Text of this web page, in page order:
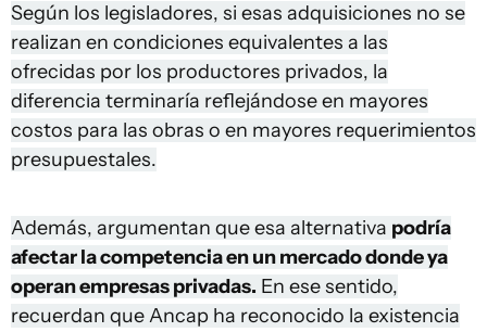
Según los legisladores, si esas adquisiciones no se
realizan en condiciones equivalentes a las
ofrecidas por los productores privados, la
diferencia terminaría reflejándose en mayores
costos para las obras o en mayores requerimientos
presupuestales.
Además, argumentan que esa alternativa podría
afectar la competencia en un mercado donde ya
operan empresas privadas. En ese sentido,
recuerdan que Ancap ha reconocido la existencia